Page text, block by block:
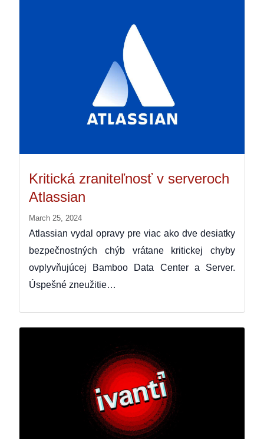
Kritická zraniteľnosť v serveroch
Atlassian
March 25, 2024
Atlassian vydal opravy pre viac ako dve desiatky
bezpečnostných chýb vrátane kritickej chyby
ovplyvňujúcej Bamboo Data Center a Server.
Úspešné zneužitie…